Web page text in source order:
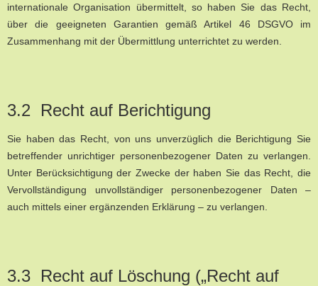
internationale Organisation übermittelt, so haben Sie das Recht,
über die geeigneten Garantien gemäß Artikel 46 DSGVO im
Zusammenhang mit der Übermittlung unterrichtet zu werden.
3.2 Recht auf Berichtigung
Sie haben das Recht, von uns unverzüglich die Berichtigung Sie
betreffender unrichtiger personenbezogener Daten zu verlangen.
Unter Berücksichtigung der Zwecke der haben Sie das Recht, die
Vervollständigung unvollständiger personenbezogener Daten –
auch mittels einer ergänzenden Erklärung – zu verlangen.
3.3 Recht auf Löschung („Recht auf